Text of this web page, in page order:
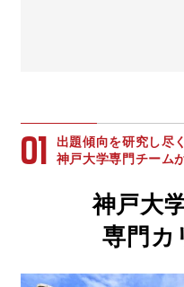
01
出題傾向を研究し尽
神戸大学専門チーム
神戸大
専門カ